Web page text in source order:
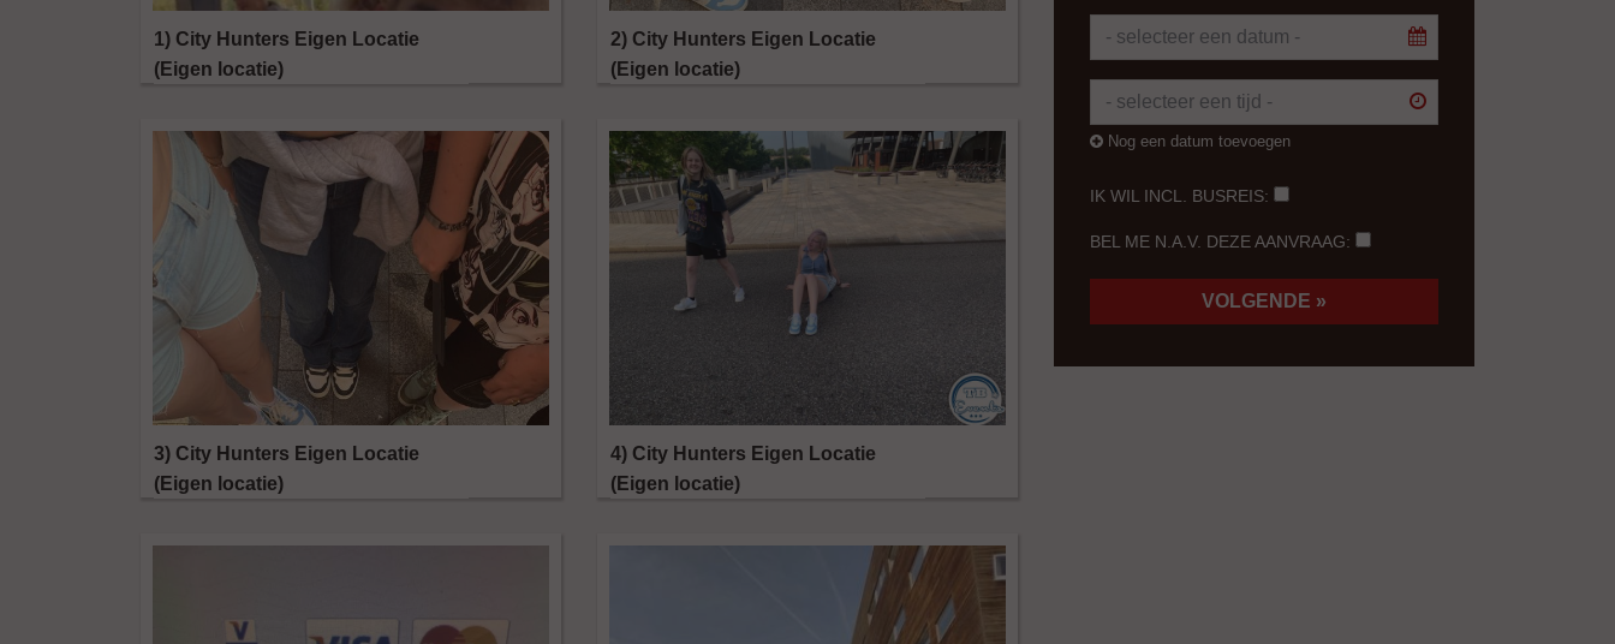
1) City Hunters Eigen Locatie
(Eigen locatie)
2) City Hunters Eigen Locatie
(Eigen locatie)
3) City Hunters Eigen Locatie
(Eigen locatie)
4) City Hunters Eigen Locatie
(Eigen locatie)
Nog een datum toevoegen
IK WIL INCL. BUSREIS:
BEL ME N.A.V. DEZE AANVRAAG: